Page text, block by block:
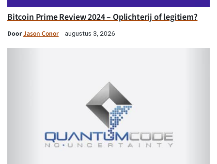
Bitcoin Prime Review 2024 – Oplichterij of legitiem?
DoorJason Conor augustus 3, 2026